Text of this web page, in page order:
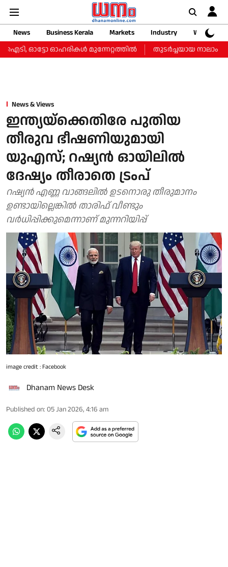
News Business Kerala Markets Industry
Web
ഓട്ടോ ഓഹരികള്‍ മുന്നേറ്റത്തില്‍
തുടർച്ചയായ നാലാം
News & Views
ഇന്ത്യയ്‌ക്കെതിരേ പുതിയ
തീരുവ ഭീഷണിയുമായി
യുഎസ്; റഷ്യന്‍ ഓയിലില്‍
ദേഷ്യം തീരാതെ ട്രംപ്
റഷ്യന്‍ എണ്ണ വാങ്ങലില്‍ ഉടനൊരു തീരുമാനം
ഉണ്ടായില്ലെങ്കില്‍ താരിഫ് വീണ്ടും
വര്‍ധിപ്പിക്കുമെന്നാണ് മുന്നറിയിപ്പ്
image credit : Facebook
Dhanam News Desk
Published on: 05 Jan 2026, 4:16 am